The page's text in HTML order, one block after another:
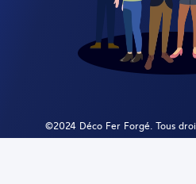
©2024 Déco Fer Forgé. Tous